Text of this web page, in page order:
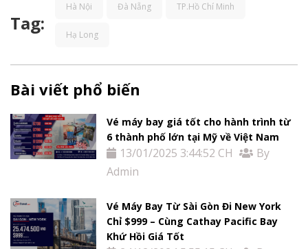
Tag:
Hà Nội Đà Nẵng TP.Hồ Chí Minh
Hạ Long
Bài viết phổ biến
Vé máy bay giá tốt cho hành trình từ
6 thành phố lớn tại Mỹ về Việt Nam
13/01/2025 3:44:52 CH
By
Admin
Vé Máy Bay Từ Sài Gòn Đi New York
Chỉ $999 – Cùng Cathay Pacific Bay
Khứ Hồi Giá Tốt